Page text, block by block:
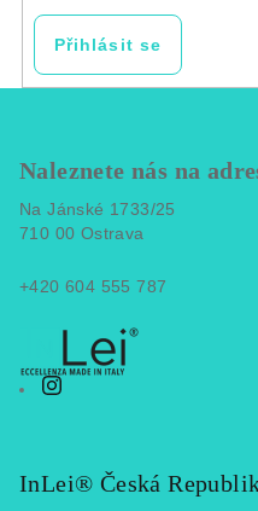
Přihlásit se
Naleznete nás na
Na Jánské 1733/25
710 00 Ostrava
+420 604 555 787
InLei® Česká